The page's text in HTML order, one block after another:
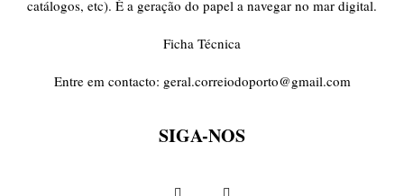
catálogos, etc). É a geração do papel a navegar no mar digital.
Ficha Técnica
Entre em contacto: geral.correiodoporto@gmail.com
SIGA-NOS